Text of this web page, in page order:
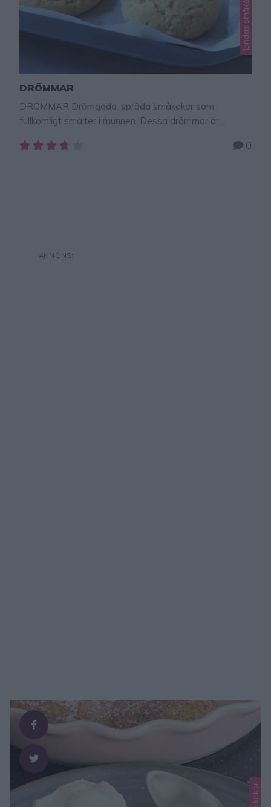
Lindas småkakor
DRÖMMAR
DRÖMMAR Drömgoda, spröda småkakor som
fullkomligt smälter i munnen. Dessa drömmar är
gärna Lindas bakskola på Instagram (klicka här!) Tips! 0